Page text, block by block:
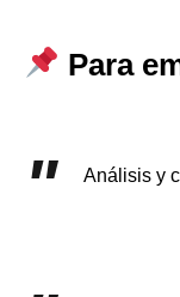
Para
Análisis y